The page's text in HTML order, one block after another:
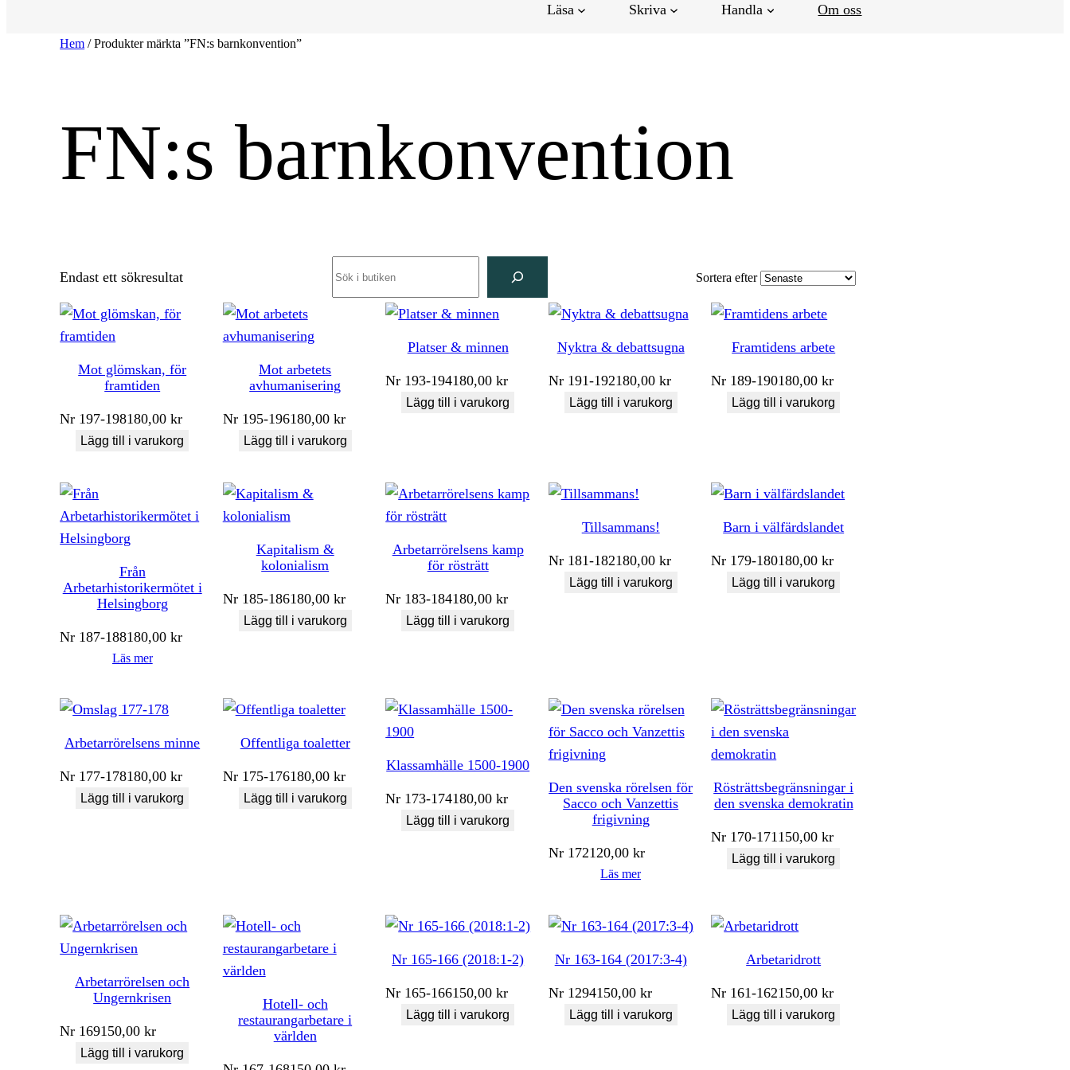
Läsa Skriva Handla Om oss
Hem / Produkter märkta ”FN:s barnkonvention”
FN:s barnkonvention
Endast ett sökresultat Sortera efter
Mot glömskan, för
framtiden
Nr 197-198180,00kr
Lägg till i varukorg
Mot arbetets
avhumanisering
Nr 195-196180,00 kr
Lägg till i varukorg
Platser & minnen
Nr 193-194180,00kr
Lägg till i varukorg
Nyktra & debattsugna
Nr 191-192180,00 kr
Lägg till i varukorg
Framtidens arbete
Nr 189-190180,00kr
Lägg till i varukorg
Från
Arbetarhistorikermötet i
Helsingborg
Nr 187-188180,00kr
Läs mer
Kapitalism &
kolonialism
Nr 185-186180,00 kr
Lägg till i varukorg
Arbetarrörelsens kamp
för rösträtt
Nr 183-184180,00kr
Lägg till i varukorg
Tillsammans!
Nr 181-182180,00 kr
Lägg till i varukorg
Barn i välfärdslandet
Nr 179-180180,00kr
Lägg till i varukorg
Arbetarrörelsens minne
Nr 177-178180,00kr
Lägg till i varukorg
Offentliga toaletter
Nr 175-176180,00 kr
Lägg till i varukorg
Klassamhälle 1500-1900
Nr 173-174180,00kr
Lägg till i varukorg
Den svenska rörelsen för
Sacco och Vanzettis
frigivning
Nr 172120,00 kr
Läs mer
Rösträttsbegränsningar i
den svenska demokratin
Nr 170-171150,00kr
Lägg till i varukorg
Arbetarrörelsen och
Ungernkrisen
Nr 169150,00kr
Lägg till i varukorg
Hotell- och
restaurangarbetare i
världen
Nr 165-166 (2018:1-2)
Nr 165-166150,00kr
Lägg till i varukorg
Nr 163-164 (2017:3-4)
Nr 1294150,00 kr
Lägg till i varukorg
Arbetaridrott
Nr 161-162150,00kr
Lägg till i varukorg